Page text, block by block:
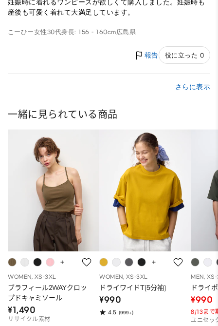
妊娠時に着れるワンピースが欲しくて購入しました。妊娠時も
産後も可愛く着れて大満足しています。
こーひー女性30代身長: 156 - 160cm広島県
報告 役に立った 0
さらに表示
一緒に見られている商品
WOMEN, XS-3XL
ブラフィール2WAYクロッ
プドキャミソール
¥1,490
リサイクル素材
WOMEN, XS-3XL
ドライワイドT(5分袖)
¥990
4.5 (999+)
MEN,
ドライ
¥990
8/13まで
ユニセッ